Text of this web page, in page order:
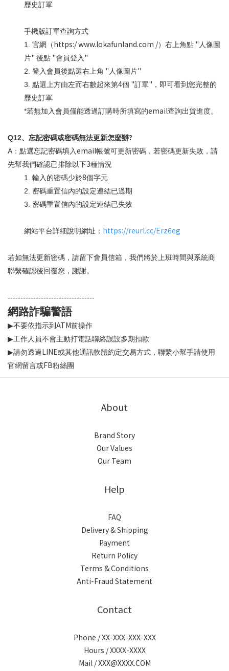
歷史訂單
手機版訂單查詢方式
1. 官網（https:/ www.lokafunland.com /）右上角點 " 人像圖
片" 後點 "會員登入 "
2. 登入會員後點選右上角 " 人像圖片"
3. 點選上方由左而右數起來第4個 "訂單" ，即可看到您完整的
歷史訂單
*若無加入會員僅能透過訂購時所填寫的email查詢出貨進度。
Q12、忘記密碼或密碼無法更新怎麼辦?
A ：點選忘記密碼填入email帳號可更新密碼，若密碼更新失敗，請
先幫我們確認已排除以下3種情況
1. 輸入的密碼少於8個字元
2. 密碼重置信內的設定連結已過期
3. 密碼重置信內的設定連結已失效
網站平台詳細說明網址： https://reurl.cc/Erz6eg
若如無法更新密碼，請留下會員信箱，我們將於上班時間與系統商
聯繫確認後回覆您，謝謝。
----------------------------------
網路詐騙警語
▶不要依指示到ATM前操作
▶工作人員不會主動打電話聯絡誤設多期扣款
▶請勿透過LINE或其他通訊軟體約定交易方式，聯繫小幫手請使用
官網留言或FB粉絲團
About
Brand Story
Our Values
Our Team
Help
FAQ
Delivery & Shipping
Payment
Return Policy
Terms & Conditions
Anti-Fraud Statement
Contact
Phone / XX-XXX-XXX-XXX
Hours / XXXX-XXXX
Mail / XXX@XXXX.COM